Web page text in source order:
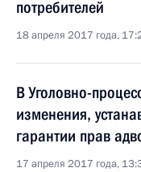
потребителей
18 апреля 2017 года,
В Уголовно-
изменения,
гарантии прав
17 апреля 2017 года,